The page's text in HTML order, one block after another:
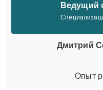
Ведущий
Дмитрий
Опыт